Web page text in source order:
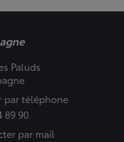
Paluds
par téléphone
89 90
par mail